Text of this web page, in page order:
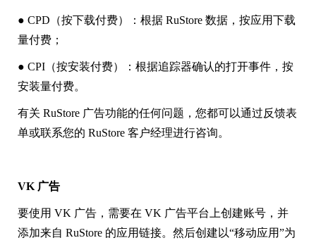
● CPD（按下载付费）：根据 RuStore 数据，按应用下载
量付费；
● CPI（按安装付费）：根据追踪器确认的打开事件，按
安装量付费。
有关 RuStore 广告功能的任何问题，您都可以通过反馈表
单或联系您的 RuStore 客户经理进行咨询。
VK 广告
要使用 VK 广告，需要在 VK 广告平台上创建账号，并
添加来自 RuStore 的应用链接。然后创建以“移动应用”为